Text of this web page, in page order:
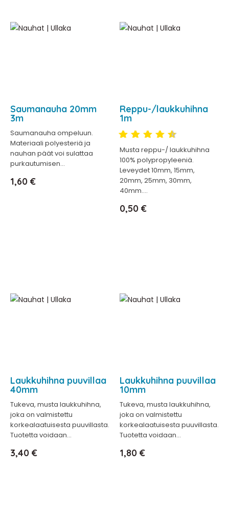
Saumanauha 20mm
3m
Saumanauha ompeluun.
Materiaali polyesteriä ja
nauhan päät voi sulattaa
purkautumisen...
Hinta
1,60 €
Reppu-/laukkuhihna
1m
Musta reppu-/ laukkuhihna
100% polypropyleeniä.
Leveydet 10mm, 15mm,
20mm, 25mm, 30mm,
40mm....
Hinta
0,50 €
Laukkuhihna puuvillaa
40mm
Tukeva, musta laukkuhihna,
joka on valmistettu
korkealaatuisesta puuvillasta.
Tuotetta voidaan...
Hinta
3,40 €
Laukkuhihna puuvillaa
10mm
Tukeva, musta laukkuhihna,
joka on valmistettu
korkealaatuisesta puuvillasta.
Tuotetta voidaan...
Hinta
1,80 €